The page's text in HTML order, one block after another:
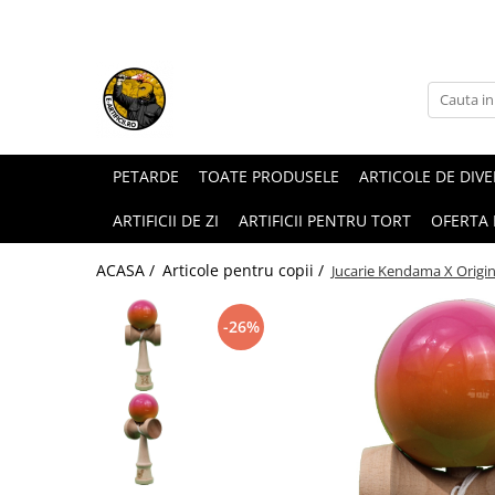
ARTICOLE DE DIVERTISMENT
FUMIGENE COLORATE
Torte de stadion
GENDER REVEAL
Fumigene colorate gender reveal
Artificii gender reveal
Baloane gender reveal
ARTICOLE DE PETRECERE
Artificii sparklers
Artificii Tort Engros
PETARDE TOATE PRODUSELE ARTICOLE DE
ARTIFICII DE ZI ARTIFICII PENTRU TORT OFERTA
ACASA / Articole pentru copii / Jucarie Kendama X
-26%